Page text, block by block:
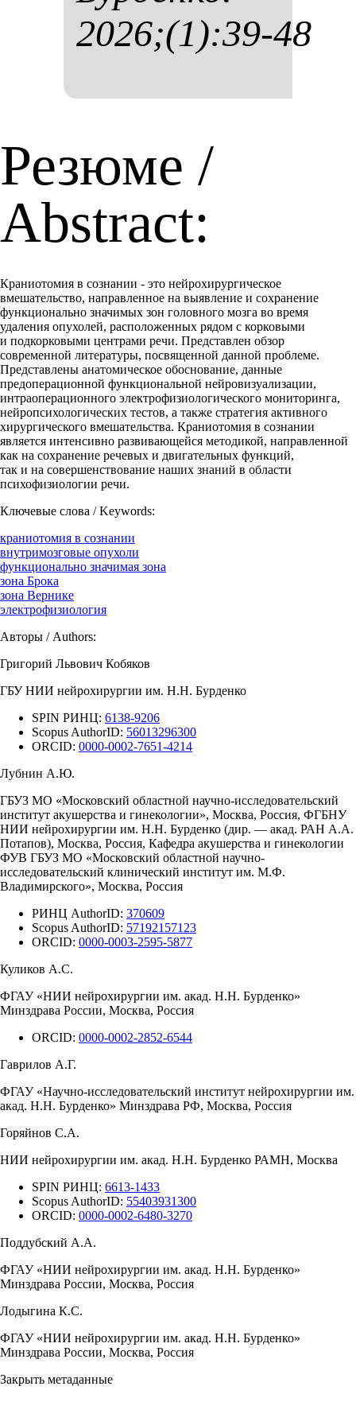
2026;(1):39-48
Резюме /
Abstract:
Краниотомия в сознании - это нейрохирургическое
вмешательство, направленное на выявление и сохранение
функционально значимых зон головного мозга во время
удаления опухолей, расположенных рядом с корковыми
и подкорковыми центрами речи. Представлен обзор
современной литературы, посвященной данной проблеме.
Представлены анатомическое обоснование, данные
предоперационной функциональной нейровизуализации,
интраоперационного электрофизиологического мониторинга,
нейропсихологических тестов, а также стратегия активного
хирургического вмешательства. Краниотомия в сознании
является интенсивно развивающейся методикой, направленной
как на сохранение речевых и двигательных функций,
так и на совершенствование наших знаний в области
психофизиологии речи.
Ключевые слова / Keywords:
краниотомия в сознании
внутримозговые опухоли
функционально значимая зона
зона Брока
зона Вернике
электрофизиология
Авторы / Authors:
Григорий Львович Кобяков
ГБУ НИИ нейрохирургии им. Н.Н. Бурденко
SPIN РИНЦ: 6138-9206
Scopus AuthorID: 56013296300
ORCID: 0000-0002-7651-4214
Лубнин А.Ю.
ГБУЗ МО «Московский областной научно-исследовательский
институт акушерства и гинекологии», Москва, Россия, ФГБНУ
НИИ нейрохирургии им. Н.Н. Бурденко (дир. — акад. РАН А.А.
Потапов), Москва, Россия, Кафедра акушерства и гинекологии
ФУВ ГБУЗ МО «Московский областной научно-
исследовательский клинический институт им. М.Ф.
Владимирского», Москва, Россия
РИНЦ AuthorID: 370609
Scopus AuthorID: 57192157123
ORCID: 0000-0003-2595-5877
Куликов А.С.
ФГАУ «НИИ нейрохирургии им. акад. Н.Н. Бурденко»
Минздрава России, Москва, Россия
ORCID: 0000-0002-2852-6544
Гаврилов А.Г.
ФГАУ «Научно-исследовательский институт нейрохирургии им.
акад. Н.Н. Бурденко» Минздрава РФ, Москва, Россия
Горяйнов С.А.
НИИ нейрохирургии им. акад. Н.Н. Бурденко РАМН, Москва
SPIN РИНЦ: 6613-1433
Scopus AuthorID: 55403931300
ORCID: 0000-0002-6480-3270
Поддубский А.А.
ФГАУ «НИИ нейрохирургии им. акад. Н.Н. Бурденко»
Минздрава России, Москва, Россия
Лодыгина К.С.
ФГАУ «НИИ нейрохирургии им. акад. Н.Н. Бурденко»
Минздрава России, Москва, Россия
Закрыть метаданные